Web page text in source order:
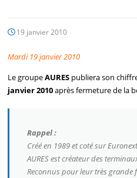
19 janvier 2010
Mardi 19 janvier 2010
Le groupeAURES publiera son
janvier 2010après fermeture de la
Rappel :
Créé en 1989 et coté sur
AURES est créateur des
Reconnus pour leur très grande